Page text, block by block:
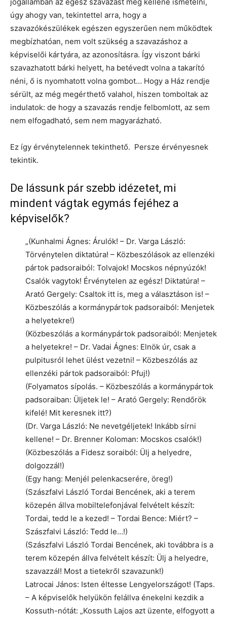
úgy ahogy van, tekintettel arra, hogy a
szavazókészülékek egészen egyszerűen nem működtek
megbízhatóan, nem volt szükség a szavazáshoz a
képviselői kártyára, az azonosításra. Így viszont bárki
szavazhatott bárki helyett, ha betévedt volna a takarító
néni, ő is nyomhatott volna gombot… Hogy a Ház rendje
sérült, az még megérthető valahol, hiszen tomboltak az
indulatok: de hogy a szavazás rendje felbomlott, az sem
nem elfogadható, sem nem magyarázható.
Ez így érvénytelennek tekinthető. Persze érvényesnek
tekintik.
De lássunk pár szebb idézetet, mi
mindent vágtak egymás fejéhez a
képviselők?
„(Kunhalmi Ágnes: Árulók! – Dr. Varga László:
Törvénytelen diktatúra! – Közbeszólások az ellenzéki
pártok padsoraiból: Tolvajok! Mocskos népnyúzók!
Csalók vagytok! Érvénytelen az egész! Diktatúra! –
Arató Gergely: Csaltok itt is, meg a választáson is! –
Közbeszólás a kormánypártok padsoraiból: Menjetek
a helyetekre!)
(Közbeszólás a kormánypártok padsoraiból: Menjetek
a helyetekre! – Dr. Vadai Ágnes: Elnök úr, csak a
pulpitusról lehet ülést vezetni! – Közbeszólás az
ellenzéki pártok padsoraiból: Pfuj!)
(Folyamatos sípolás. – Közbeszólás a kormánypártok
padsoraiban: Üljetek le! – Arató Gergely: Rendőrök
kifelé! Mit keresnek itt?)
(Dr. Varga László: Ne nevetgéljetek! Inkább sírni
kellene! – Dr. Brenner Koloman: Mocskos csalók!)
(Közbeszólás a Fidesz soraiból: Ülj a helyedre,
dolgozzál!)
(Egy hang: Menjél pelenkacserére, öreg!)
(Szászfalvi László Tordai Bencének, aki a terem
közepén állva mobiltelefonjával felvételt készít:
Tordai, tedd le a kezed! – Tordai Bence: Miért? –
Szászfalvi László: Tedd le…!)
(Szászfalvi László Tordai Bencének, aki továbbra is a
terem közepén állva felvételt készít: Ülj a helyedre,
szavazzál! Most a tietekről szavazunk!)
Latrocai János: Isten éltesse Lengyelországot! (Taps.
– A képviselők helyükön felállva énekelni kezdik a
Kossuth-nótát: „Kossuth Lajos azt üzente, elfogyott a